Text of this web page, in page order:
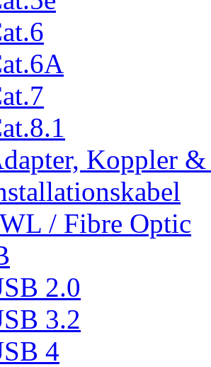
Koppler &
/ Fibre Optic
2.0
3.2
4